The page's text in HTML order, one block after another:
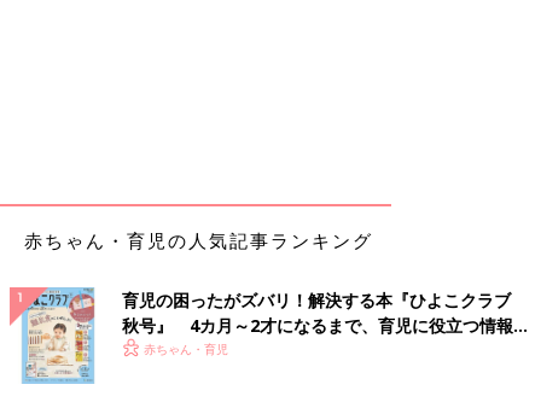
ことを見つけて楽しんで過ごしていきたいです。
夫婦のじかん大貫さん プロフィール
赤ちゃん・育児の人気記事ランキング
育児の困ったがズバリ！解決する本『ひよこクラブ
秋号』 4カ月～2才になるまで、育児に役立つ情報が
いっぱい！
赤ちゃん・育児